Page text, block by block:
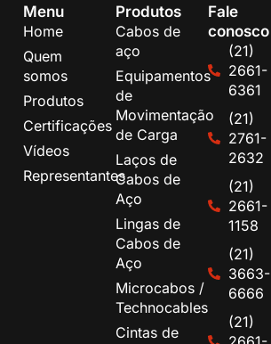
Menu
Home
Quem
somos
Produtos
Certificações
Vídeos
Representantes
Produtos
Cabos de
aço
Equipamentos
de
Movimentação
de Carga
Laços de
Cabos de
Aço
Lingas de
Cabos de
Aço
Microcabos /
Technocables
Cintas de
Fale
conosco
(21)
2661-
6361
(21)
2761-
2632
(21)
2661-
1158
(21)
3663-
6666
(21)